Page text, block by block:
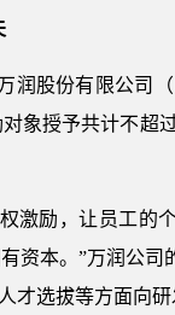
润股份有限公司
象授予共计不超
激励，让员工的
资本。”万润公
才选拔等方面向